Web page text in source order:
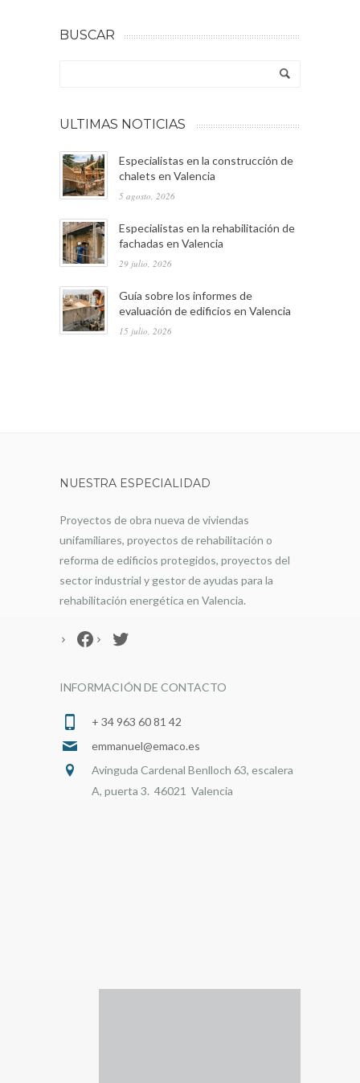
BUSCAR
ULTIMAS NOTICIAS
Especialistas en la construcción de
chalets en Valencia
5 agosto, 2026
Especialistas en la rehabilitación de
fachadas en Valencia
29 julio, 2026
Guía sobre los informes de
evaluación de edificios en Valencia
15 julio, 2026
NUESTRA ESPECIALIDAD
Proyectos de obra nueva de viviendas
unifamiliares, proyectos de rehabilitación o
reforma de edificios protegidos, proyectos del
sector industrial y gestor de ayudas para la
rehabilitación energética en Valencia.
Facebook
Twitter
INFORMACIÓN DE CONTACTO
+ 34 963 60 81 42
emmanuel@emaco.es
Avinguda Cardenal Benlloch 63, escalera
A, puerta 3. 46021 Valencia